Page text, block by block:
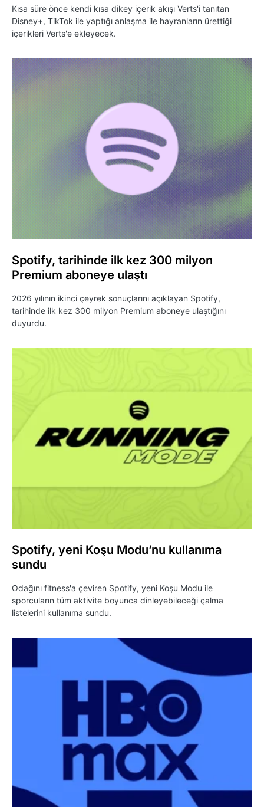
Kısa süre önce kendi kısa dikey içerik akışı Verts'i tanıtan
Disney+, TikTok ile yaptığı anlaşma ile hayranların ürettiği
içerikleri Verts'e ekleyecek.
Spotify, tarihinde ilk kez 300 milyon
Premium aboneye ulaştı
2026 yılının ikinci çeyrek sonuçlarını açıklayan Spotify,
tarihinde ilk kez 300 milyon Premium aboneye ulaştığını
duyurdu.
Spotify, yeni Koşu Modu’nu kullanıma
sundu
Odağını fitness'a çeviren Spotify, yeni Koşu Modu ile
sporcuların tüm aktivite boyunca dinleyebileceği çalma
listelerini kullanıma sundu.